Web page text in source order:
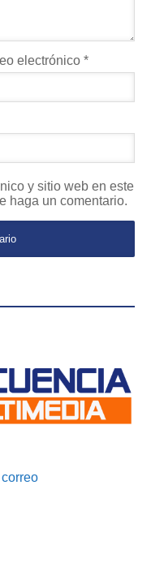
electrónico*
y sitio web en este
haga un comentario.